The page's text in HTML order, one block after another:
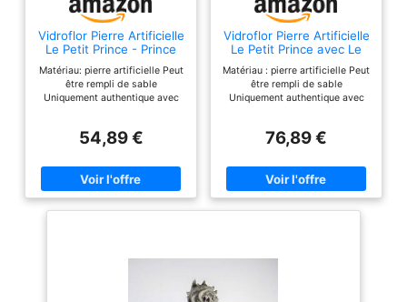
Vidroflor Pierre Artificielle
Le Petit Prince - Prince
avec écharpe © Antoine
de Saint-Exupéry, Petit,
Léger, Remplissable,
Résistant aux
Matériau: pierre artificielle Peut
être rempli de sable
Uniquement authentique avec
Profondeur: 24cm Poids: 0,9 kg
54,89 €
Vidroflor Pierre Artificielle
Le Petit Prince avec Le
Renard © Antoine de
Saint-Exupéry, Petit,
Léger, Remplissable,
Résistant aux
Matériau : pierre artificielle Peut
être rempli de sable
Uniquement authentique avec
profondeur : 23 cm Poids : 1,5
76,89 €